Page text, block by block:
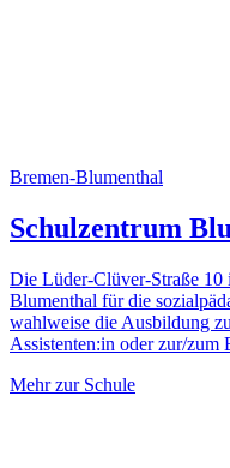
Bremen-Blumenthal
Schulzentrum
Die Lüder-Clüver-Straße 10
Blumenthal für die
wahlweise die Ausbildung
Assistenten:in oder zur/zum
Mehr zur Schule